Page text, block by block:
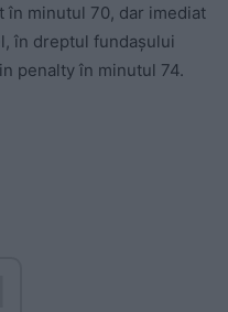
în minutul 70, dar imediat
în dreptul fundașului
penalty în minutul 74.